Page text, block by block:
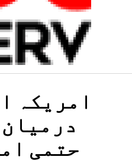
امریکہ
حتمی